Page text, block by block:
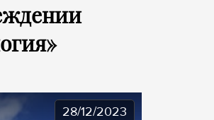
28/12/2023